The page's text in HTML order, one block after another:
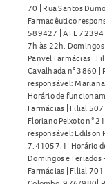
70 | Rua Santos
Farmacêutico
589427 | AFE
7h às 22h. Domingos
Panvel Farmácias |
Cavalhada n° 3860 |
responsável:
Horário de
Farmácias | Filial
Floriano Peixoto n°
responsável: Edilson
7.41057.1| Horário
Domingos e
Farmácias | Filial